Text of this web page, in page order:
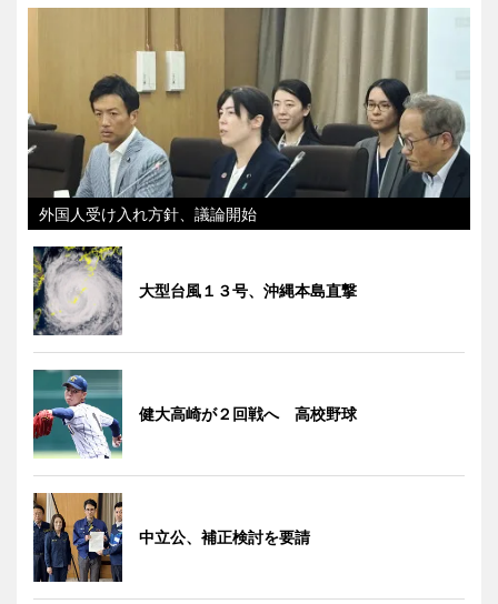
外国人受け入れ方針、議論開始
大型台風１３号、沖縄本島直撃
健大高崎が２回戦へ 高校野球
中立公、補正検討を要請